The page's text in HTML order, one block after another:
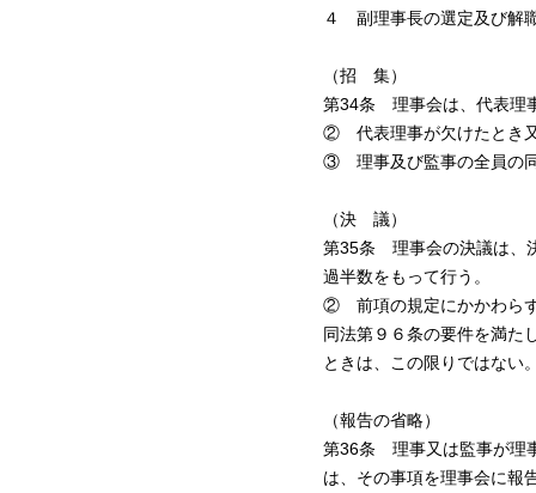
４ 副理事長の選定及び解
（招 集）
第34条 理事会は、代表理
② 代表理事が欠けたとき又
③ 理事及び監事の全員の同
（決 議）
第35条 理事会の決議は、
過半数をもって行う。
② 前項の規定にかかわらず
同法第９６条の要件を満た
ときは、この限りではない
（報告の省略）
第36条 理事又は監事が理
は、その事項を理事会に報